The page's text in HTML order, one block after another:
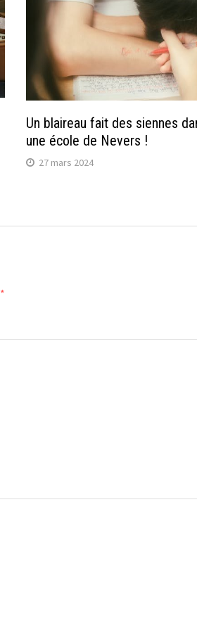
Un blaireau fait des siennes
une école de Nevers !
27 mars 2024
*